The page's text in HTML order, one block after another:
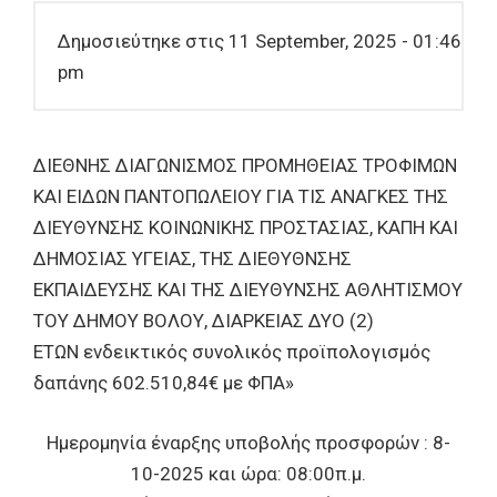
Δημοσιεύτηκε στις 11 September, 2025 - 01:46
pm
ΔΙΕΘΝΗΣ ΔΙΑΓΩΝΙΣΜΟΣ ΠΡΟΜΗΘΕΙΑΣ ΤΡΟΦΙΜΩΝ
ΚΑΙ ΕΙΔΩΝ ΠΑΝΤΟΠΩΛΕΙΟΥ ΓΙΑ ΤΙΣ ΑΝΑΓΚΕΣ ΤΗΣ
ΔΙΕΥΘΥΝΣΗΣ ΚΟΙΝΩΝΙΚΗΣ ΠΡΟΣΤΑΣΙΑΣ, ΚΑΠΗ ΚΑΙ
ΔΗΜΟΣΙΑΣ ΥΓΕΙΑΣ, ΤΗΣ ΔΙΕΘΥΘΝΣΗΣ
ΕΚΠΑΙΔΕΥΣΗΣ ΚΑΙ ΤΗΣ ΔΙΕΥΘΥΝΣΗΣ ΑΘΛΗΤΙΣΜΟΥ
ΤΟΥ ΔΗΜΟΥ ΒΟΛΟΥ, ΔΙΑΡΚΕΙΑΣ ΔΥΟ (2)
ΕΤΩΝ ενδεικτικός συνολικός προϊπολογισμός
δαπάνης 602.510,84€ με ΦΠΑ»
Ημερομηνία έναρξης υποβολής προσφορών : 8-
10-2025 και ώρα: 08:00π.μ.